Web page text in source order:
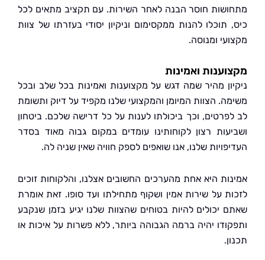
חוסר הבנה לאחר השירות. עם תקציב מתאים לכל
להנות ממקסימום וניקיון יסודי בעזרתו של צוות
ומנוסה.
ואמינות
מהיר שמה דגש על מקצוענות ואמינות בכל שלב ובכל
הצוות המיומן והמקצועי שלנו מקפיד על דיוק ותשומת
וכך ביכולתו לענות על כל דרישה שלכם. ביטחון
רצון לקוחותינו עומדים במקום גבוה מאוד בסדר
שלנו, אנו שואפים לספק חוויה שאין שניה לה.
היא אחת מהערכים החשובים אצלנו, והלקוחות זוכים
על שירות אמין ושקוף מתחילתו ועד סופו. זאת אומרת
יכולים להיות בטוחים שהצוות שלנו יגיע בזמן שנקבע
יהיה ברמה הגבוהה ביותר, ללא פשרות על איכות או